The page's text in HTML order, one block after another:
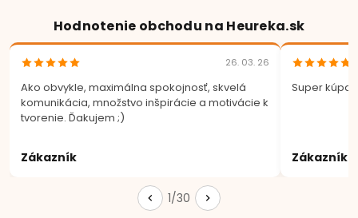
Hodnotenie obchodu na Heureka.sk
26. 03. 26
Ako obvykle, maximálna spokojnosť, skvelá
komunikácia, množstvo inšpirácie a motivácie k
tvorenie. Ďakujem ;)
Zákazník
Super
Zákazník
1/30